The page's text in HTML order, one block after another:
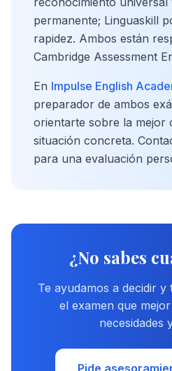
permanente; Linguaskill
rapidez. Ambos están
Cambridge Assessment
En Impulse English
preparador de ambos
orientarte sobre la mejor
situación concreta.
para una evaluación
¿No sabes
Te ayudamos a decidir
el examen que
necesidades
Pide